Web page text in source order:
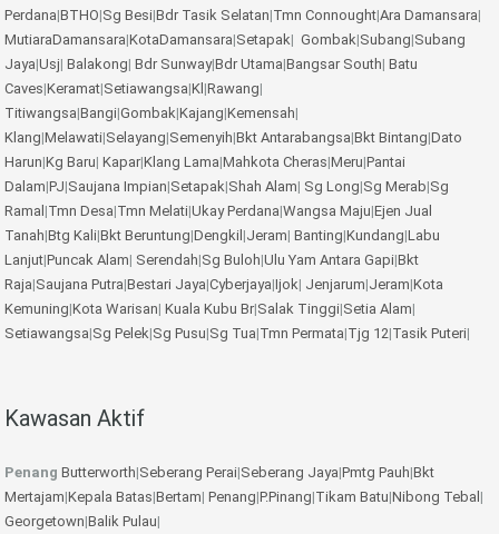
Perdana|BTHO|Sg Besi|Bdr Tasik Selatan|Tmn Connought|Ara Damansara|
MutiaraDamansara|KotaDamansara|Setapak| Gombak|Subang|Subang
Jaya|Usj| Balakong| Bdr Sunway|Bdr Utama|Bangsar South| Batu
Caves|Keramat|Setiawangsa|Kl|Rawang|
Titiwangsa|Bangi|Gombak|Kajang|Kemensah|
Klang|Melawati|Selayang|Semenyih|Bkt Antarabangsa|Bkt Bintang|Dato
Harun|Kg Baru| Kapar|Klang Lama|Mahkota Cheras|Meru|Pantai
Dalam|PJ|Saujana Impian|Setapak|Shah Alam| Sg Long|Sg Merab|Sg
Ramal|Tmn Desa|Tmn Melati|Ukay Perdana|Wangsa Maju|Ejen Jual
Tanah|Btg Kali|Bkt Beruntung|Dengkil|Jeram| Banting|Kundang|Labu
Lanjut|Puncak Alam| Serendah|Sg Buloh|Ulu Yam Antara Gapi|Bkt
Raja|Saujana Putra|Bestari Jaya|Cyberjaya|Ijok| Jenjarum|Jeram|Kota
Kemuning|Kota Warisan| Kuala Kubu Br|Salak Tinggi|Setia Alam|
Setiawangsa|Sg Pelek|Sg Pusu|Sg Tua|Tmn Permata|Tjg 12|Tasik Puteri|
Kawasan Aktif
Penang Butterworth|Seberang Perai|Seberang Jaya|Pmtg Pauh|Bkt
Mertajam|Kepala Batas|Bertam| Penang|P.Pinang|Tikam Batu|Nibong Tebal|
Georgetown|Balik Pulau|